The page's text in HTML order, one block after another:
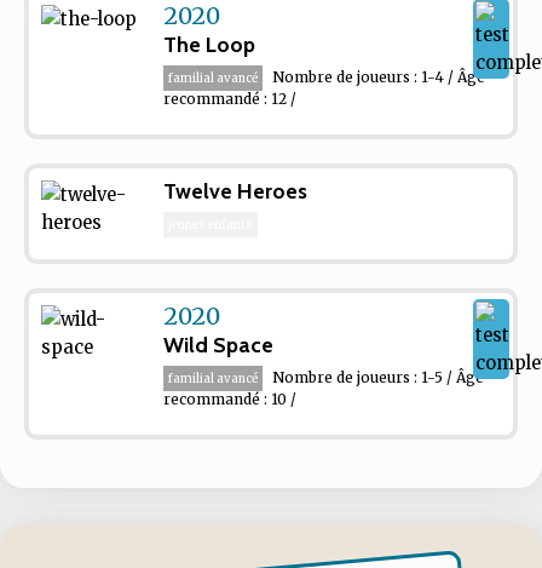
2020
The Loop
familial avancé
Nombre de joueurs : 1-4 / Âge
recommandé : 12 /
Twelve Heroes
2020
Wild Space
familial avancé
Nombre de joueurs : 1-5 / Âge
recommandé : 10 /